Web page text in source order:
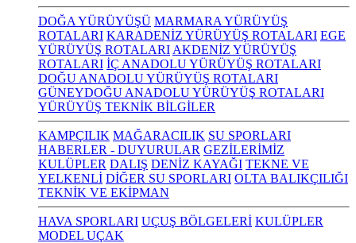
DOĞA YÜRÜYÜŞÜ MARMARA YÜRÜYÜŞ
ROTALARI KARADENİZ YÜRÜYÜŞ ROTALARI EGE
YÜRÜYÜŞ ROTALARI AKDENİZ YÜRÜYÜŞ
ROTALARI İÇ ANADOLU YÜRÜYÜŞ ROTALARI
DOĞU ANADOLU YÜRÜYÜŞ ROTALARI
GÜNEYDOĞU ANADOLU YÜRÜYÜŞ ROTALARI
YÜRÜYÜŞ TEKNİK BİLGİLER
KAMPÇILIK MAĞARACILIK SU SPORLARI
HABERLER - DUYURULAR GEZİLERİMİZ
KULÜPLER DALIŞ DENİZ KAYAĞI TEKNE VE
YELKENLİ DİĞER SU SPORLARI OLTA BALIKÇILIĞI
TEKNİK VE EKİPMAN
HAVA SPORLARI UÇUŞ BÖLGELERİ KULÜPLER
MODEL UÇAK